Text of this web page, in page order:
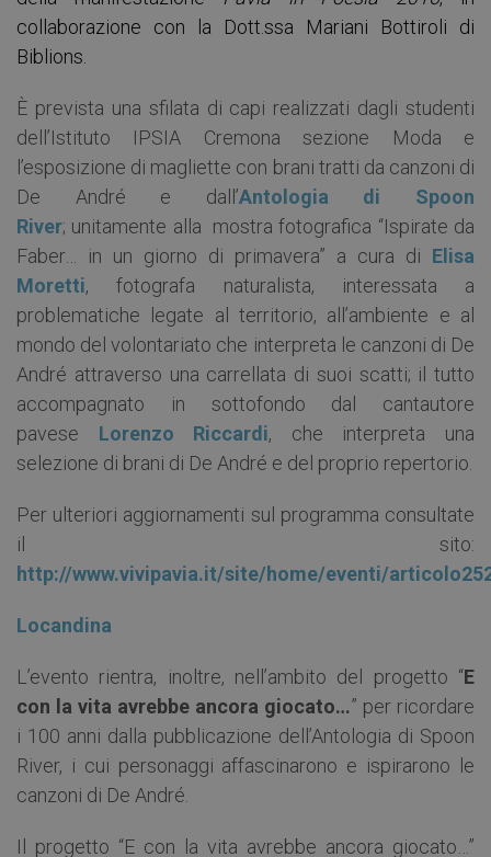
collaborazione con la Dott.ssa Mariani Bottiroli di
Biblions.
È prevista una sfilata di capi realizzati dagli studenti
dell’Istituto IPSIA Cremona sezione Moda e
l’esposizione di magliette con brani tratti da canzoni di
De André e dall’Antologia di Spoon
River; unitamente alla mostra fotografica “Ispirate da
Faber… in un giorno di primavera” a cura di Elisa
Moretti, fotografa naturalista, interessata a
problematiche legate al territorio, all’ambiente e al
mondo del volontariato che interpreta le canzoni di De
André attraverso una carrellata di suoi scatti; il tutto
accompagnato in sottofondo dal cantautore
pavese Lorenzo Riccardi, che interpreta una
selezione di brani di De André e del proprio repertorio.
Per ulteriori aggiornamenti sul programma consultate
il sito:
http://www.vivipavia.it/site/home/eventi/
Locandina
L’evento rientra, inoltre, nell’ambito del progetto “E
con la vita avrebbe ancora giocato…” per ricordare
i 100 anni dalla pubblicazione dell’Antologia di Spoon
River, i cui personaggi affascinarono e ispirarono le
canzoni di De André.
Il progetto “E con la vita avrebbe ancora giocato…”